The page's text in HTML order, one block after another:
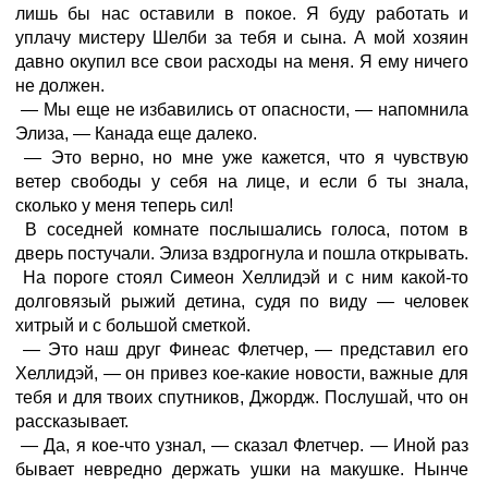
лишь бы нас оставили в покое. Я буду работать и
уплачу мистеру Шелби за тебя и сына. А мой хозяин
давно окупил все свои расходы на меня. Я ему ничего
не должен.
— Мы еще не избавились от опасности, — напомнила
Элиза, — Канада еще далеко.
— Это верно, но мне уже кажется, что я чувствую
ветер свободы у себя на лице, и если б ты знала,
сколько у меня теперь сил!
В соседней комнате послышались голоса, потом в
дверь постучали. Элиза вздрогнула и пошла открывать.
На пороге стоял Симеон Хеллидэй и с ним какой-то
долговязый рыжий детина, судя по виду — человек
хитрый и с большой сметкой.
— Это наш друг Финеас Флетчер, — представил его
Хеллидэй, — он привез кое-какие новости, важные для
тебя и для твоих спутников, Джордж. Послушай, что он
рассказывает.
— Да, я кое-что узнал, — сказал Флетчер. — Иной раз
бывает невредно держать ушки на макушке. Нынче